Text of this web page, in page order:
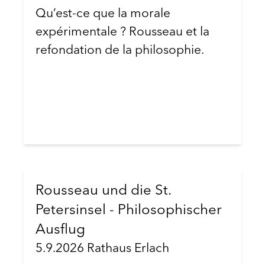
Qu’est-ce que la morale
expérimentale ? Rousseau et la
refondation de la philosophie.
Rousseau und die St.
Petersinsel - Philosophischer
Ausflug
5.9.2026 Rathaus Erlach